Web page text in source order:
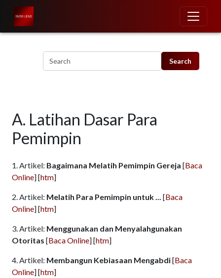
Skip to main content
A. Latihan Dasar Para
Pemimpin
1. Artikel: Bagaimana Melatih Pemimpin Gereja [Baca
Online] [htm]
2. Artikel: Melatih Para Pemimpin untuk ... [Baca
Online] [htm]
3. Artikel: Menggunakan dan Menyalahgunakan
Otoritas [Baca Online] [htm]
4. Artikel: Membangun Kebiasaan Mengabdi[Baca
Online] [htm]